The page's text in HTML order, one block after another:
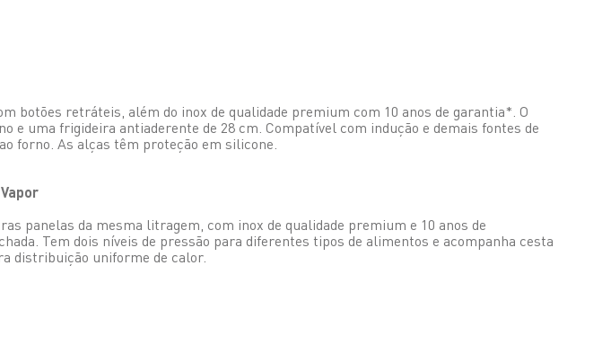
botões retráteis, além do inox de qualidade premium com 10 anos de garantia*. O
uma frigideira antiaderente de 28 cm. Compatível com indução e demais fontes de
forno. As alças têm proteção em silicone.
panelas da mesma litragem, com inox de qualidade premium e 10 anos de
Tem dois níveis de pressão para diferentes tipos de alimentos e acompanha cesta
distribuição uniforme de calor.